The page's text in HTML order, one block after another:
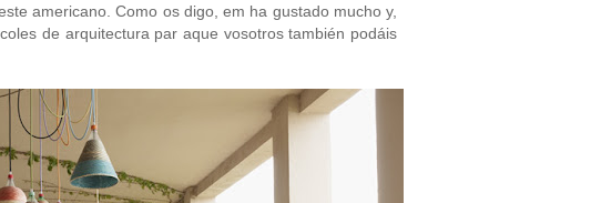
americano. Como os digo, em ha gustado mucho y,
de arquitectura par aque vosotros también podáis